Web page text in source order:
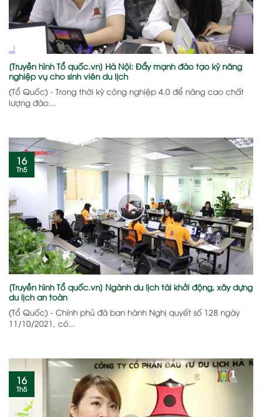
[Truyền hình Tổ quốc.vn] Hà Nội: Đẩy mạnh đào tạo kỹ năng
nghiệp vụ cho sinh viên du lịch
(Tổ Quốc) - Trong thời kỳ công nghiệp 4.0 để nâng cao chất
lượng đào...
[Truyền hình Tổ quốc.vn] Ngành du lịch tái khởi động, xây dựng
du lịch an toàn
(Tổ Quốc) - Chính phủ đã ban hành Nghị quyết số 128 ngày
11/10/2021, có...
16
Th5
16
Th5